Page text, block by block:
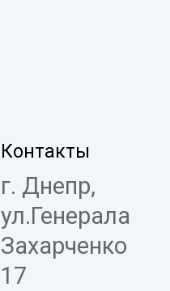
Контакты
г. Днепр,
ул.Генерала
Захарченко
17